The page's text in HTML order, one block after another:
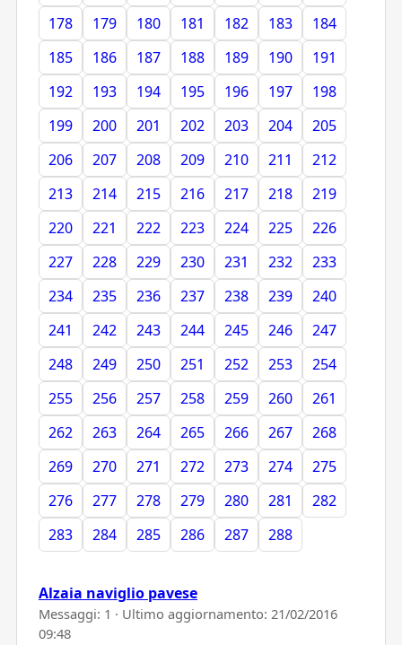
178
179 180 181 182 183
184
185
186 187 188 189 190
191
192
193 194 195 196 197
198
199
200 201 202 203 204
205
206
207 208 209 210 211
212
213
214 215 216 217 218
219
220
221 222 223 224 225
226
227
228 229 230 231 232
233
234
235 236 237 238 239
240
241
242 243 244 245 246
247
248
249 250 251 252 253
254
255
256 257 258 259 260
261
262
263 264 265 266 267
268
269
270 271 272 273 274
275
276
277 278 279 280 281
282
283
284 285 286 287 288
Alzaia naviglio pavese
Messaggi: 1 · Ultimo aggiornamento: 21/02/2016
09:48